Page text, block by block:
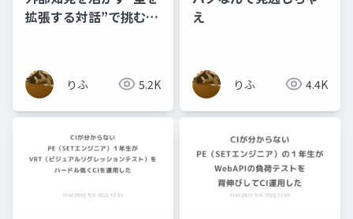
拡張する対話”で挑む！
を解決した実例
りふ 5.2K
え
りふ 4.4K